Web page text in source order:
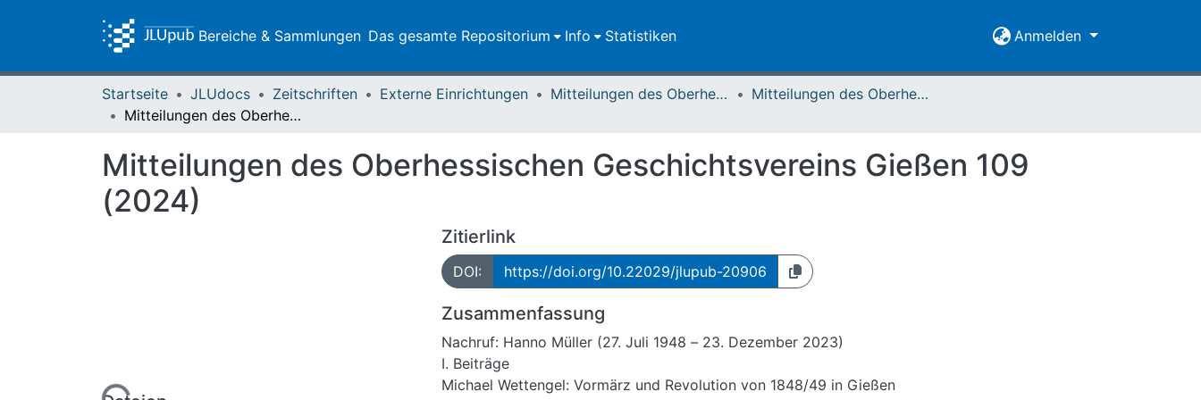
Bereiche & Sammlungen Das gesamte Repositorium Info Statistiken Anmelden
Startseite JLUdocs Zeitschriften Externe Einrichtungen Mitteilungen des Oberhessischen Geschichtsvereins Gießen
Mitteilungen des Oberhessischen Geschichtsvereins Gießen Vol. 109 (2024)
Mitteilungen des Oberhessischen Geschichtsvereins Gießen 109 (2024)
Mitteilungen des Oberhessischen Geschichtsvereins Gießen 109
(2024)
Zitierlink
DOI: https://doi.org/10.22029/jlupub-20906
Zusammenfassung
Nachruf: Hanno Müller (27. Juli 1948 – 23. Dezember 2023)
I. Beiträge
Michael Wettengel: Vormärz und Revolution von 1848/49 in Gießen